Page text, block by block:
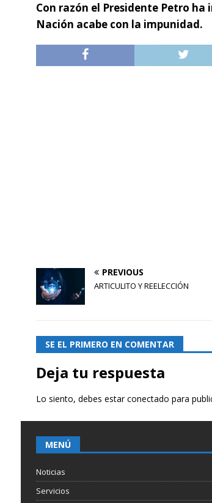
Con razón el Presidente Petro ha
Nación acabe con la impunidad.
PREVIOUS
ARTICULITO Y REELECCIÓN
SE EL PRIMERO EN COMENTAR
Deja tu respuesta
Lo siento, debes estarconectado para
MENÚ
Noticias
Servicios